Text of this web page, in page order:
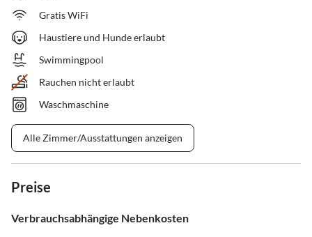
Gratis WiFi
Haustiere und Hunde erlaubt
Swimmingpool
Rauchen nicht erlaubt
Waschmaschine
Alle Zimmer/Ausstattungen anzeigen
Preise
Verbrauchsabhängige Nebenkosten